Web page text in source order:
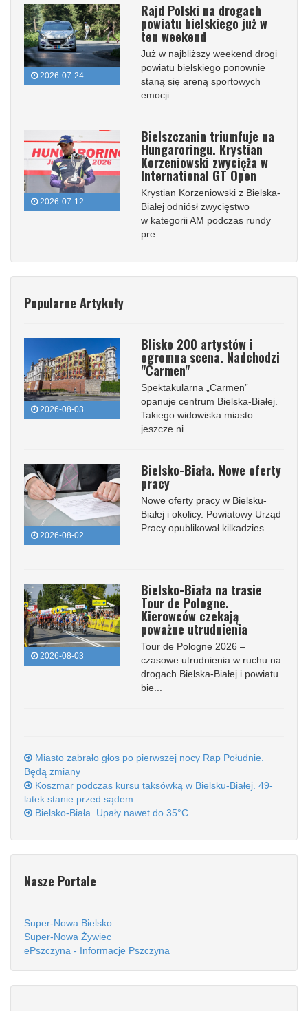
2026-07-24
Rajd Polski na drogach
powiatu bielskiego już w
ten weekend
Już w najbliższy weekend drogi
powiatu bielskiego ponownie
staną się areną sportowych
emocji
2026-07-12
Bielszczanin triumfuje na
Hungaroringu. Krystian
Korzeniowski zwycięża w
International GT Open
Krystian Korzeniowski z Bielska-
Białej odniósł zwycięstwo
w kategorii AM podczas rundy
pre...
Popularne Artykuły
2026-08-03
Blisko 200 artystów i
ogromna scena. Nadchodzi
"Carmen"
Spektakularna „Carmen”
opanuje centrum Bielska-Białej.
Takiego widowiska miasto
jeszcze ni...
2026-08-02
Bielsko-Biała. Nowe oferty
pracy
Nowe oferty pracy w Bielsku-
Białej i okolicy. Powiatowy Urząd
Pracy opublikował kilkadzies...
2026-08-03
Bielsko-Biała na trasie
Tour de Pologne.
Kierowców czekają
poważne utrudnienia
Tour de Pologne 2026 –
czasowe utrudnienia w ruchu na
drogach Bielska-Białej i powiatu
bie...
Miasto zabrało głos po pierwszej nocy Rap Południe.
Będą zmiany
Koszmar podczas kursu taksówką w Bielsku-Białej. 49-
latek stanie przed sądem
Bielsko-Biała. Upały nawet do 35°C
Nasze Portale
Super-Nowa Bielsko
Super-Nowa Żywiec
ePszczyna - Informacje Pszczyna